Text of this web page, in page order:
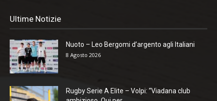
Ultime Notizie
Nuoto – Leo Bergomi d’argento agli Italiani
8 Agosto 2026
Rugby Serie A Elite – Volpi: “Viadana club